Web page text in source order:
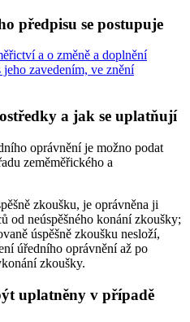
předpisu se postupuje
a o změně a doplnění
zavedením, ve znění
a jak se uplatňují
oprávnění je možno podat
zeměměřického a
zkoušku, je oprávněna ji
od neúspěšného konání zkoušky;
úspěšně zkoušku nesloží,
úředního oprávnění až po
zkoušky.
uplatněny v případě